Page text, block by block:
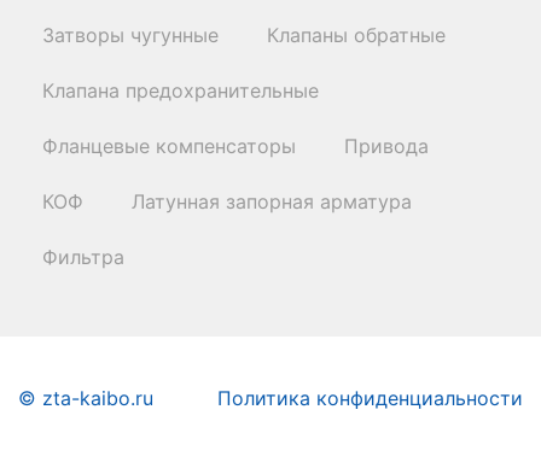
Затворы чугунные Клапаны обратные
Клапана предохранительные
Фланцевые компенсаторы Привода
КОФ Латунная запорная арматура
Фильтра
© zta-kaibo.ru Политика конфиденциальности